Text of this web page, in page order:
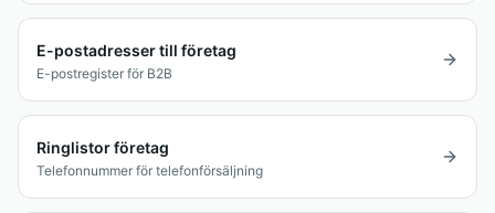
E-postadresser till företag
E-postregister för B2B
Ringlistor företag
Telefonnummer för telefonförsäljning